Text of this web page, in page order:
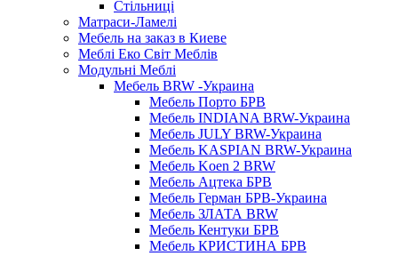
Стільниці
Матраси-Ламелі
Мебель на заказ в Киеве
Меблі Еко Світ Меблів
Модульні Меблі
Мебель BRW -Украина
Мебель Порто БРВ
Мебель INDIANA BRW-Украина
Мебель JULY BRW-Украина
Мебель KASPIAN BRW-Украина
Мебель Koen 2 BRW
Мебель Ацтека БРВ
Мебель Герман БРВ-Украина
Мебель ЗЛАТА BRW
Мебель Кентуки БРВ
Мебель КРИСТИНА БРВ